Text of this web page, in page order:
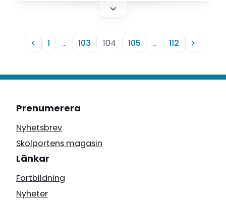
< 1 … 103 104 105 … 112 >
Prenumerera
Nyhetsbrev
Skolportens magasin
Länkar
Fortbildning
Nyheter